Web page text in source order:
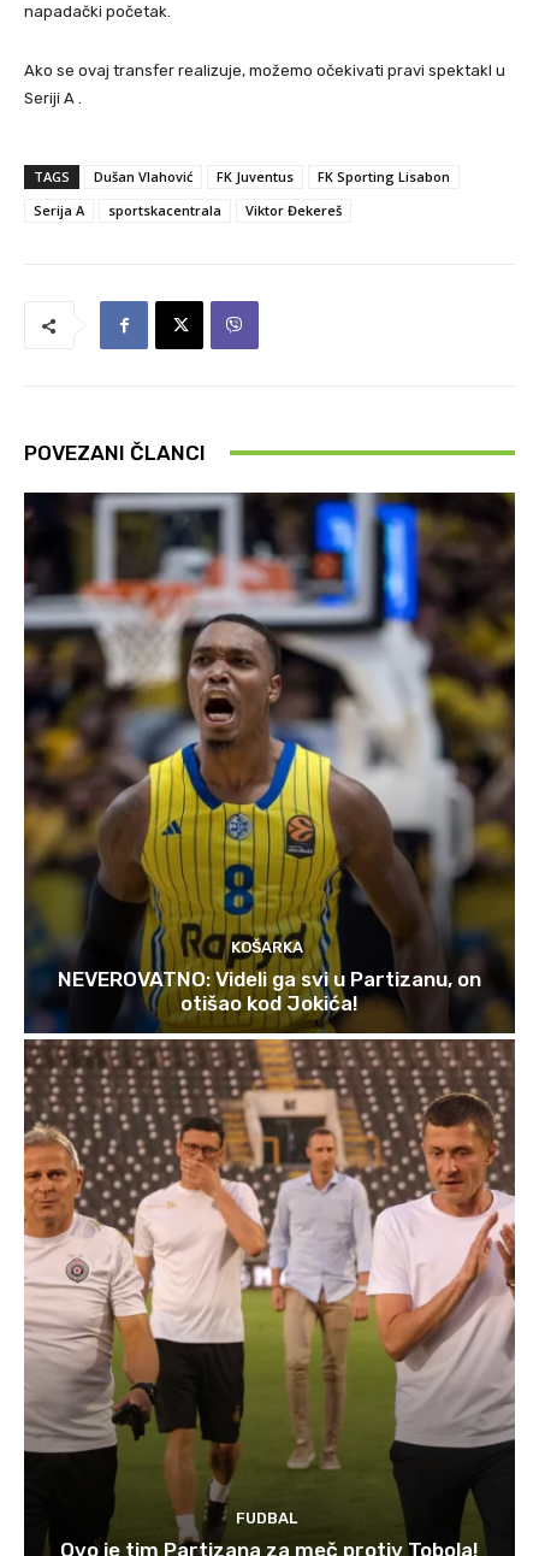
napadački početak.
Ako se ovaj transfer realizuje, možemo očekivati pravi spektakl u
Seriji A .
TAGS Dušan Vlahović FK Juventus
FK Sporting Lisabon
Serija A
sportskacentrala Viktor Đekereš
POVEZANI ČLANCI
KOŠARKA
NEVEROVATNO: Videli ga svi u Partizanu, on
otišao kod Jokića!
FUDBAL
Ovo je tim Partizana za meč protiv Tobola!